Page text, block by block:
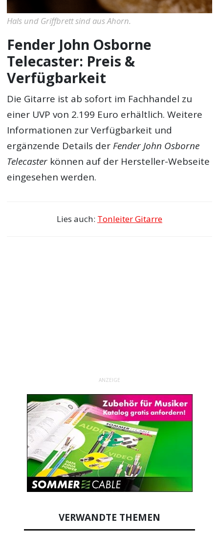
Hals und Griffbrett sind aus Ahorn.
Fender John Osborne
Telecaster: Preis &
Verfügbarkeit
Die Gitarre ist ab sofort im Fachhandel zu
einer UVP von 2.199 Euro erhältlich. Weitere
Informationen zur Verfügbarkeit und
ergänzende Details der Fender John Osborne
Telecaster können auf der Hersteller-Webseite
eingesehen werden.
Lies auch: Tonleiter Gitarre
ANZEIGE
VERWANDTE THEMEN